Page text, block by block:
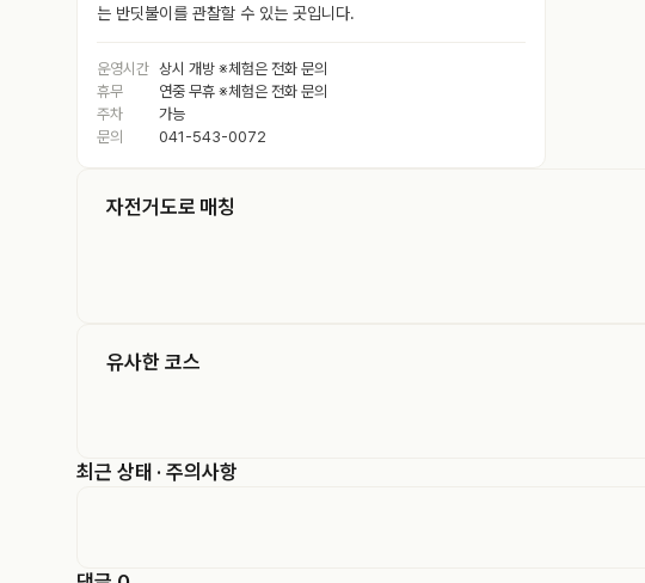
는 반딧불이를 관찰할 수 있는 곳입니다.
운영시간 상시 개방 ※체험은 전화 문의
휴무
연중 무휴 ※체험은 전화 문의
주차
가능
문의
041-543-0072
자전거도로 매칭
유사한 코스
최근 상태 · 주의사항